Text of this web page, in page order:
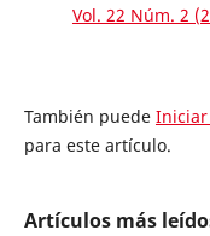
Vol. 22 Núm. 2
También puede Iniciar
para este artículo.
Artículos más